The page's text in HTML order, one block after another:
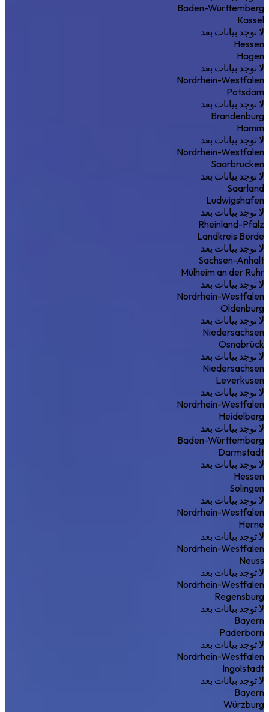
Baden-Württemberg
Kassel
لا توجد بيانات بعد
Hessen
Hagen
لا توجد بيانات بعد
Nordrhein-Westfalen
Potsdam
لا توجد بيانات بعد
Brandenburg
Hamm
لا توجد بيانات بعد
Nordrhein-Westfalen
Saarbrücken
لا توجد بيانات بعد
Saarland
Ludwigshafen
لا توجد بيانات بعد
Rheinland-Pfalz
Landkreis Börde
لا توجد بيانات بعد
Sachsen-Anhalt
Mülheim an der Ruhr
لا توجد بيانات بعد
Nordrhein-Westfalen
Oldenburg
لا توجد بيانات بعد
Niedersachsen
Osnabrück
لا توجد بيانات بعد
Niedersachsen
Leverkusen
لا توجد بيانات بعد
Nordrhein-Westfalen
Heidelberg
لا توجد بيانات بعد
Baden-Württemberg
Darmstadt
لا توجد بيانات بعد
Hessen
Solingen
لا توجد بيانات بعد
Nordrhein-Westfalen
Herne
لا توجد بيانات بعد
Nordrhein-Westfalen
Neuss
لا توجد بيانات بعد
Nordrhein-Westfalen
Regensburg
لا توجد بيانات بعد
Bayern
Paderborn
لا توجد بيانات بعد
Nordrhein-Westfalen
Ingolstadt
لا توجد بيانات بعد
Bayern
Würzburg